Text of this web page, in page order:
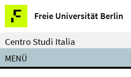
Springe
direkt
zu
Inhalt
Freie Universität Berlin
Service-
Navigation
Centro Studi Italia
MENÜ